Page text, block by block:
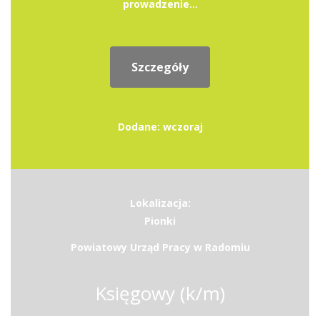
prowadzenie...
Szczegóły
Dodane: wczoraj
Lokalizacja:
Pionki
Powiatowy Urząd Pracy w Radomiu
Księgowy (k/m)